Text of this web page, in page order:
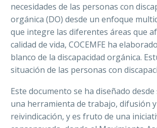
necesidades de las personas con
orgánica (DO) desde un enfoque
que integre las diferentes áreas que
calidad de vida, COCEMFE ha
blanco de la discapacidad orgánica.
situación de las personas con
Este documento se ha diseñado
una herramienta de trabajo, difusión
reivindicación, y es fruto de una